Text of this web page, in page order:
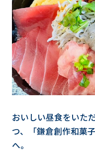
おいしい昼食をいた
つ、「鎌倉創作和菓
へ。